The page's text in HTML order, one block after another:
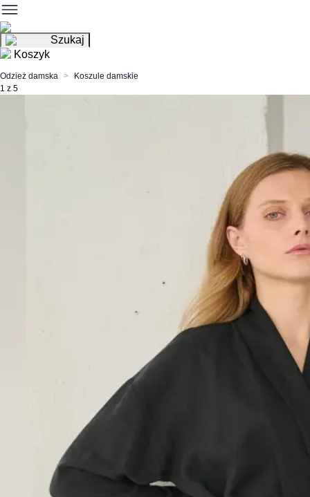
Szukaj
Koszyk
Odzież damska
Koszule damskie
1 z 5